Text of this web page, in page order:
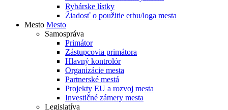
Rybárske lístky
Žiadosť o použitie erbu/loga mesta
Mesto Mesto
Samospráva
Primátor
Zástupcovia primátora
Hlavný kontrolór
Organizácie mesta
Partnerské mestá
Projekty EU a rozvoj mesta
Investičné zámery mesta
Legislatíva